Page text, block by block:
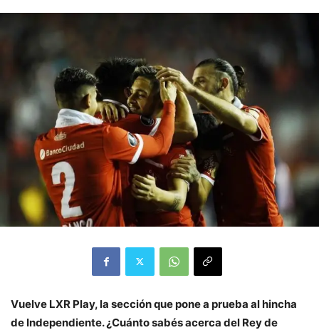
Vuelve LXR Play, la sección que pone a prueba al hincha
de Independiente. ¿Cuánto sabés acerca del Rey de